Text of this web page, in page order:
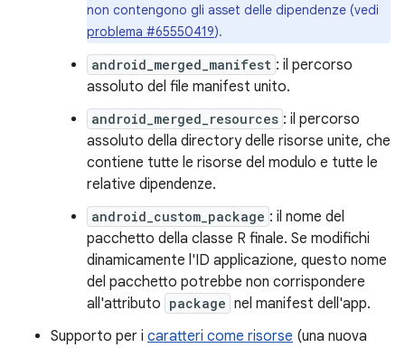
non contengono gli asset delle dipendenze (vedi
problema #65550419).
android_merged_manifest : il percorso
assoluto del file manifest unito.
android_merged_resources : il percorso
assoluto della directory delle risorse unite, che
contiene tutte le risorse del modulo e tutte le
relative dipendenze.
android_custom_package : il nome del
pacchetto della classe R finale. Se modifichi
dinamicamente l'ID applicazione, questo nome
del pacchetto potrebbe non corrispondere
all'attributo package nel manifest dell'app.
Supporto per i caratteri come risorse (una nuova